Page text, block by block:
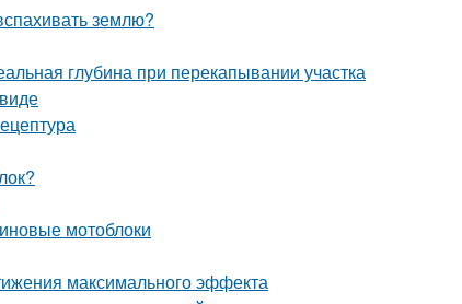
землю?
глубина при перекапывании участка
мотоблоки
максимального эффекта